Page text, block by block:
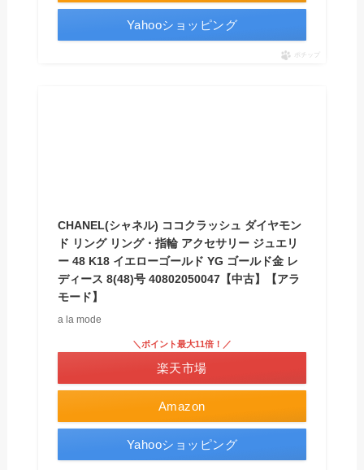
Yahooショッピング
ポチップ
CHANEL(シャネル) ココクラッシュ ダイヤモン
ド リング リング・指輪 アクセサリー ジュエリ
ー 48 K18 イエローゴールド YG ゴールド金 レ
ディース 8(48)号 40802050047【中古】【アラ
モード】
a la mode
Amazon
＼ポイント最大11倍！／
楽天市場
Yahooショッピング